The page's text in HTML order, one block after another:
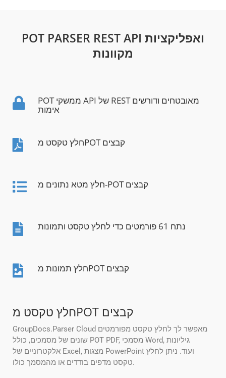
POT PARSER REST API ואפליקציות
מקוונות
POT ממשקי API של REST מאובטחים ודורשים
אימות
חלץ טקסט מPOT קבצים
חלץ מטא נתונים מ-POT קבצים
נתח 61 פורמטים כדי לחלץ טקסט ותמונות
חלץ תמונות מPOT קבצים
חלץ טקסט מPOT קבצים
GroupDocs.Parser Cloud מאפשר לך לחלץ טקסט מפורמטים
שונים של מסמכים, כולל POT PDF, מסמכי Word, גיליונות
אלקטרוניים של Excel, מצגות PowerPoint ועוד. ניתן לחלץ
טקסט מדפים בודדים או מהמסמך כולו.